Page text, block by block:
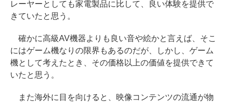
レーヤーとしても家電製品に比して、良い体験を提供で
きていたと思う。
確かに高級AV機器よりも良い音や絵かと言えば、そこ
にはゲーム機なりの限界もあるのだが、しかし、ゲーム
機として考えたとき、その価格以上の価値を提供できて
いたと思う。
また海外に目を向けると、映像コンテンツの流通が物